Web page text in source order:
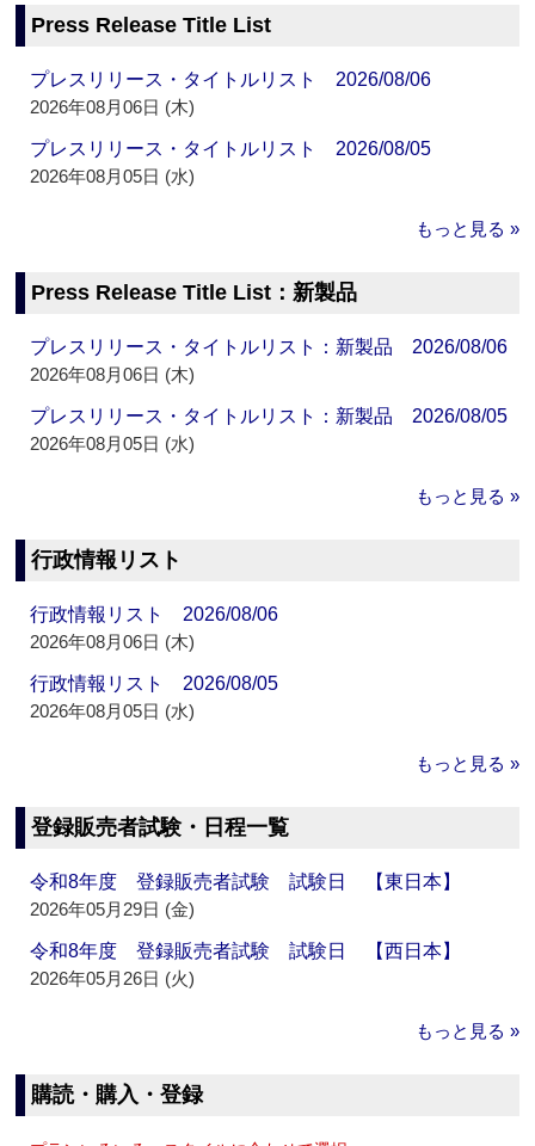
Press Release Title List
プレスリリース・タイトルリスト 2026/08/06
2026年08月06日 (木)
プレスリリース・タイトルリスト 2026/08/05
2026年08月05日 (水)
もっと見る »
Press Release Title List：新製品
プレスリリース・タイトルリスト：新製品 2026/08/06
2026年08月06日 (木)
プレスリリース・タイトルリスト：新製品 2026/08/05
2026年08月05日 (水)
もっと見る »
行政情報リスト
行政情報リスト 2026/08/06
2026年08月06日 (木)
行政情報リスト 2026/08/05
2026年08月05日 (水)
もっと見る »
登録販売者試験・日程一覧
令和8年度 登録販売者試験 試験日 【東日本】
2026年05月29日 (金)
令和8年度 登録販売者試験 試験日 【西日本】
2026年05月26日 (火)
もっと見る »
購読・購入・登録